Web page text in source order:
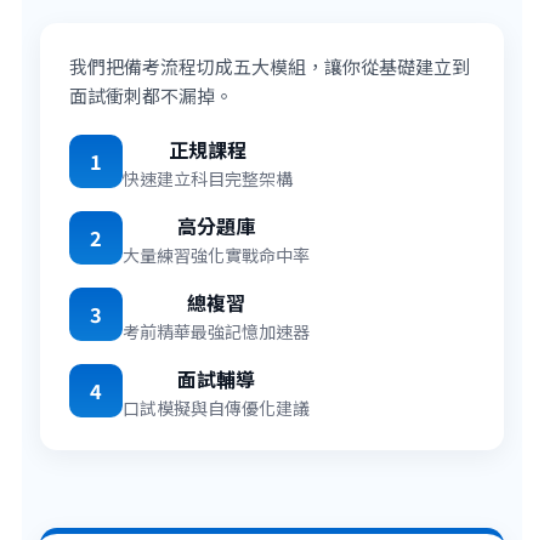
我們把備考流程切成五大模組，讓你從基礎建立到
面試衝刺都不漏掉。
1 正規課程
快速建立科目完整架構
2 高分題庫
大量練習強化實戰命中率
3 總複習
考前精華最強記憶加速器
4 面試輔導
口試模擬與自傳優化建議